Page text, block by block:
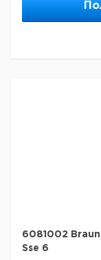
Страна
6081002
Sse 6